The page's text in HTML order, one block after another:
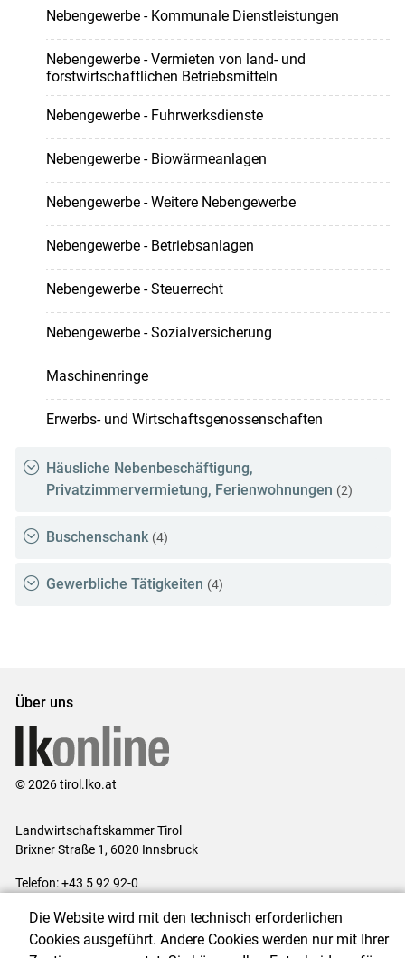
Nebengewerbe - Kommunale Dienstleistungen
Nebengewerbe - Vermieten von land- und
forstwirtschaftlichen Betriebsmitteln
Nebengewerbe - Fuhrwerksdienste
Nebengewerbe - Biowärmeanlagen
Nebengewerbe - Weitere Nebengewerbe
Nebengewerbe - Betriebsanlagen
Nebengewerbe - Steuerrecht
Nebengewerbe - Sozialversicherung
Maschinenringe
Erwerbs- und Wirtschaftsgenossenschaften
Häusliche Nebenbeschäftigung,
Privatzimmervermietung, Ferienwohnungen (2)
Buschenschank (4)
Gewerbliche Tätigkeiten (4)
Über uns
© 2026 tirol.lko.at
Landwirtschaftskammer Tirol
Brixner Straße 1, 6020 Innsbruck
Telefon: +43 5 92 92-0
Impressum|Kontakt|Datenschutzerklärung|Barrierefreiheit|
Cookie-Einstellungen
Die Website wird mit den technisch erforderlichen
Cookies ausgeführt. Andere Cookies werden nur mit Ihrer